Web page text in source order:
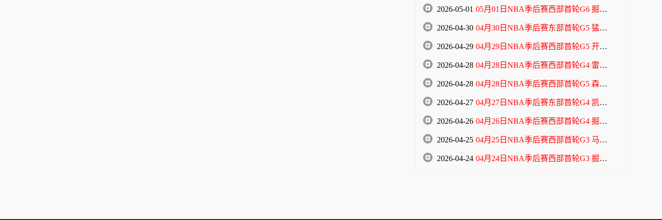
2026-05-01 05月01日NBA季后赛西部首轮G6 掘金 - 森林狼 全场录像
2026-04-30 04月30日NBA季后赛东部首轮G5 猛龙 - 骑士 全场录像
2026-04-29 04月29日NBA季后赛西部首轮G5 开拓者 - 马刺 全场录像
2026-04-28 04月28日NBA季后赛西部首轮G4 雷霆 - 太阳 全场录像
2026-04-28 04月28日NBA季后赛西部首轮G5 森林狼 - 掘金 全场录像
2026-04-27 04月27日NBA季后赛东部首轮G4 凯尔特人 - 76人 全场录像
2026-04-26 04月26日NBA季后赛西部首轮G4 掘金 - 森林狼 全场录像
2026-04-25 04月25日NBA季后赛西部首轮G3 马刺 - 开拓者 全场录像
2026-04-24 04月24日NBA季后赛西部首轮G3 掘金 - 森林狼 全场录像